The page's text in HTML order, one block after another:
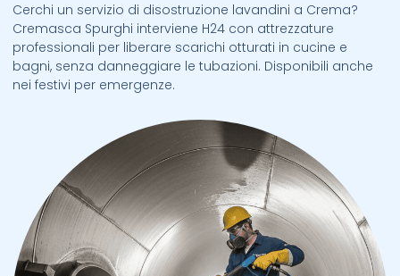
Cerchi un servizio di disostruzione lavandini a Crema?
Cremasca Spurghi interviene H24 con attrezzature
professionali per liberare scarichi otturati in cucine e
bagni, senza danneggiare le tubazioni. Disponibili anche
nei festivi per emergenze.